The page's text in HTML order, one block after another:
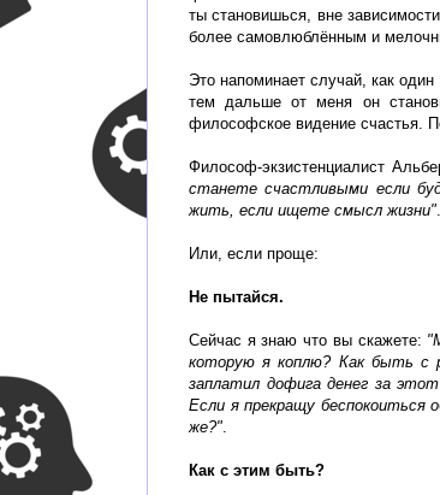
ты становишься, вне
более самовлюблённым и
Это напоминает случай, как
тем дальше от меня он
философское видение счастья.
Философ-экзистенциалист
станете счастливыми если
жить, если ищете смысл жизни".
Или, если проще:
Не пытайся.
Сейчас я знаю что вы скажете:
которую я коплю? Как быть с
заплатил дофига денег за
Если я прекращу беспокоиться
же?".
Как с этим быть?